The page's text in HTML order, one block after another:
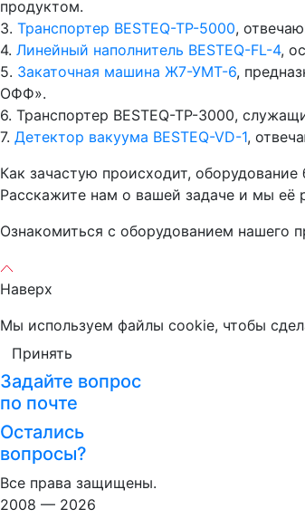
продуктом.
3. Транспортер BESTEQ-TP-5000,
4. Линейный наполнитель BESTEQ-FL-4,
5. Закаточная машина Ж7-УМТ-6,
ОФФ».
6. Транспортер BESTEQ-TP-3000,
7. Детектор вакуума BESTEQ-VD-1,
Как зачастую происходит,
Расскажите нам о вашей задаче и мы её
Ознакомиться с оборудованием нашего
Наверх
Мы используем файлы cookie, чтобы
Принять
Задайте вопрос
по почте
Остались
вопросы?
Все права защищены.
2008 — 2026